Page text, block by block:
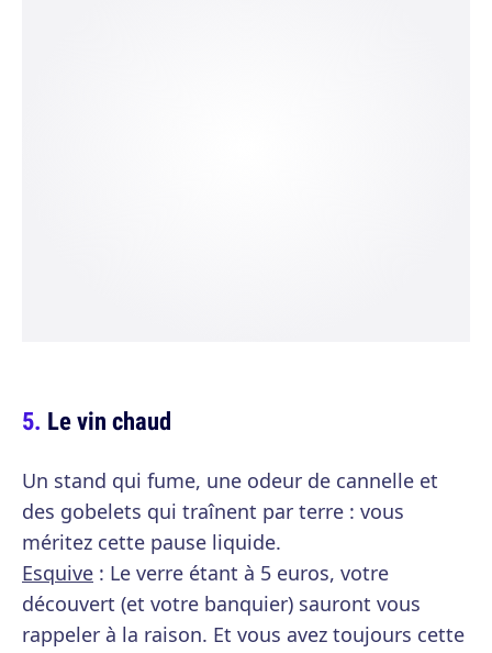
Le vin chaud
Un stand qui fume, une odeur de cannelle et
des gobelets qui traînent par terre : vous
méritez cette pause liquide.
Esquive : Le verre étant à 5 euros, votre
découvert (et votre banquier) sauront vous
rappeler à la raison. Et vous avez toujours cette